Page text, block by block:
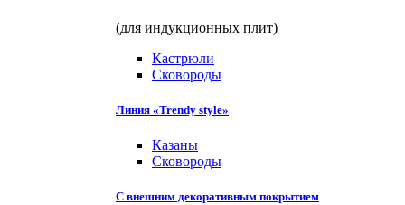
(для индукционных плит)
Кастрюли
Сковороды
Линия «Trendy style»
Казаны
Сковороды
С внешним декоративным покрытием